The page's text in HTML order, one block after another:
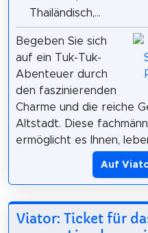
Thailändisch,...
Begeben Sie sich
auf ein Tuk-Tuk-
Abenteuer durch
den faszinierenden
Charme und die reiche
Altstadt. Diese
ermöglicht es Ihnen,
Auf
Viator: Ticket für